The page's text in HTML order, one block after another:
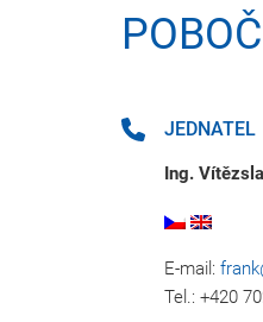
JEDNATEL
Ing.
E-mail:
Tel.: +420